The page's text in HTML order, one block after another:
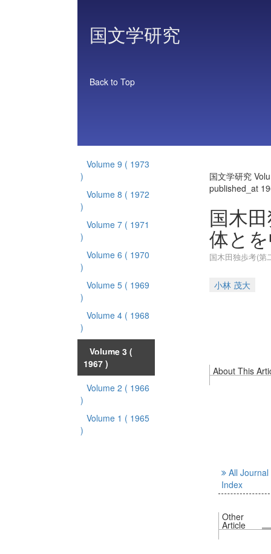
国文学研究
Back to Top
Volume 9 ( 1973
)
Volume 8 ( 1972
)
Volume 7 ( 1971
)
Volume 6 ( 1970
)
Volume 5 ( 1969
)
Volume 4 ( 1968
)
Volume 3 (
1967 )
Volume 2 ( 1966
)
Volume 1 ( 1965
)
国文学研究
published_at
国木
体と
国木田独歩考(第
小林 茂大
About This
All Journal
Index
Other
Article